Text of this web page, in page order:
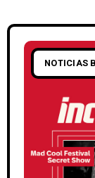
NOTICIAS